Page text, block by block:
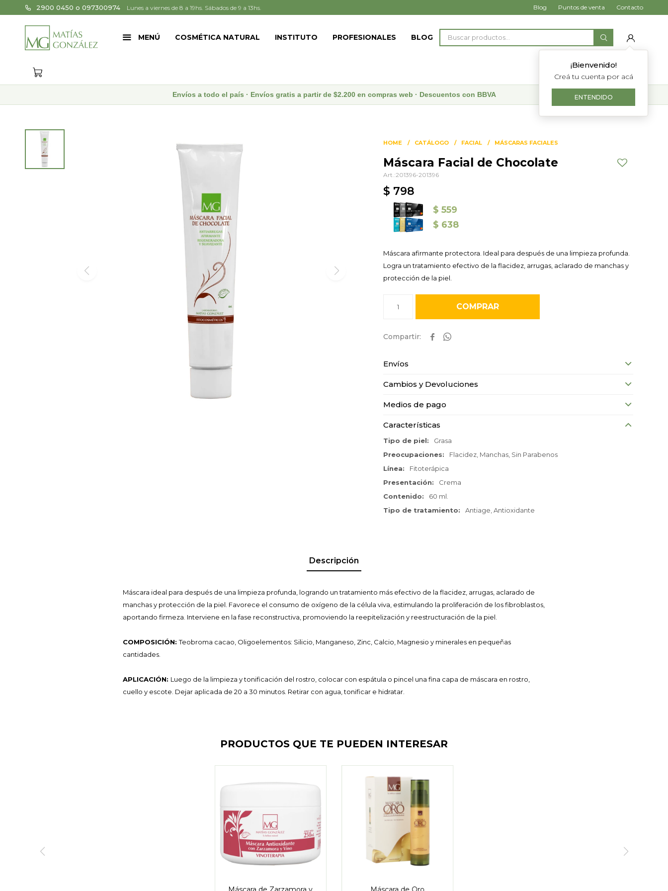
MENÚ COSMÉTICA NATURAL INSTITUTO PROFESIONALES BLOG
¡Bienvenido!
Creá tu cuenta por acá
ENTENDIDO
2900 0450 o 097300974 Lunes a viernes de 8 a 19hs. Sábados de 9 a 13hs. Blog Puntos de venta Contacto
Envíos a todo el país · Envíos gratis a partir de $2.200 en compras web · Descuentos con BBVA
HOME CATÁLOGO FACIAL MÁSCARAS FACIALES
Máscara Facial de Chocolate
201396-201396
$ 798
$ 559
$ 638
Máscara afirmante protectora. Ideal para después de una limpieza profunda.
Logra un tratamiento efectivo de la flacidez, arrugas, aclarado de manchas y
protección de la piel.
1 COMPRAR
 
Envíos
Cambios y Devoluciones
Medios de pago
Características
Tipo de piel
Grasa
Preocupaciones
Flacidez, Manchas, Sin Parabenos
Línea
Fitoterápica
Presentación
Crema
Contenido
60 ml.
Tipo de tratamiento
Antiage, Antioxidante
Descripción
Máscara ideal para después de una limpieza profunda, logrando un tratamiento más efectivo de la flacidez, arrugas, aclarado de
manchas y protección de la piel. Favorece el consumo de oxígeno de la célula viva, estimulando la proliferación de los fibroblastos,
aportando firmeza. Interviene en la fase reconstructiva, promoviendo la reepitelización y reestructuración de la piel.
COMPOSICIÓN:Teobroma cacao, Oligoelementos: Silicio, Manganeso, Zinc, Calcio, Magnesio y minerales en pequeñas
cantidades.
APLICACIÓN: Luego de la limpieza y tonificación del rostro, colocar con espátula o pincel una fina capa de máscara en rostro,
cuello y escote. Dejar aplicada de 20 a 30 minutos. Retirar con agua, tonificar e hidratar.
PRODUCTOS QUE TE PUEDEN INTERESAR